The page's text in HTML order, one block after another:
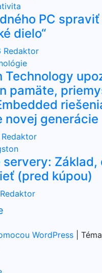
PC
dielo“
Redaktor
Technology
pamäte,
novej generácie
Redaktor
servery: Základ,
(pred kúpou)
Redaktor
WordPress